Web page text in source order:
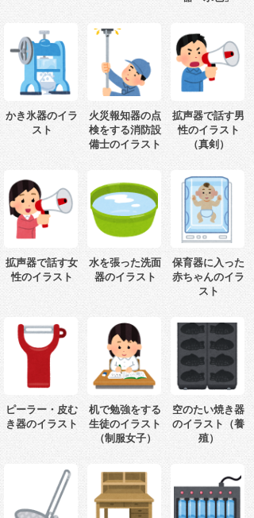
かき氷器のイラ
スト
火災報知器の点
検をする消防設
備士のイラスト
拡声器で話す男
性のイラスト
（真剣）
拡声器で話す女
性のイラスト
水を張った洗面
器のイラスト
保育器に入った
赤ちゃんのイラ
スト
ピーラー・皮む
き器のイラスト
机で勉強をする
生徒のイラスト
（制服女子）
空のたい焼き器
のイラスト（養
殖）